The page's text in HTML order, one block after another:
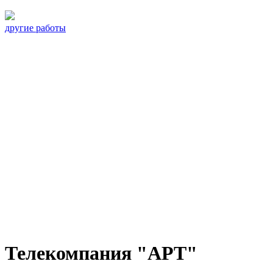
другие работы
Телекомпания "АРТ"